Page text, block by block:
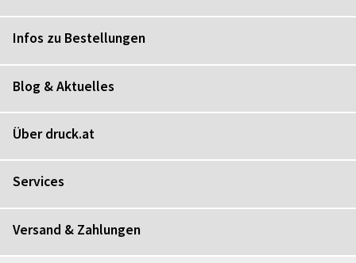
Infos zu Bestellungen
Blog & Aktuelles
Über druck.at
Services
Versand & Zahlungen